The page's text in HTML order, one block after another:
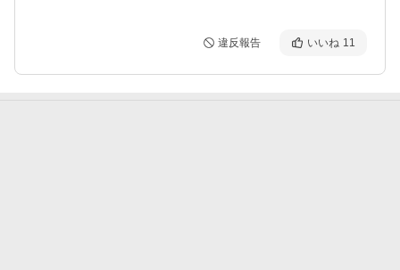
違反報告 いいね 11